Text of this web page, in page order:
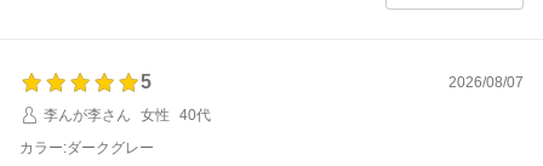
を開始してください。
今後も変わらぬご愛顧のほど、よろしくお願いいたします。
5
2026/08/07
李んが李さん
女性
40代
カラー:ダークグレー